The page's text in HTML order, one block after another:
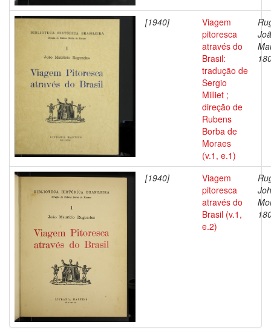
[1940]
Viagem
pitoresca
através do
Brasil:
tradução de
Sergio
Milliet ;
direção de
Rubens
Borba de
Moraes
(v.1, e.1)
[1940]
Viagem
pitoresca
através do
Brasil (v.1,
e.2)